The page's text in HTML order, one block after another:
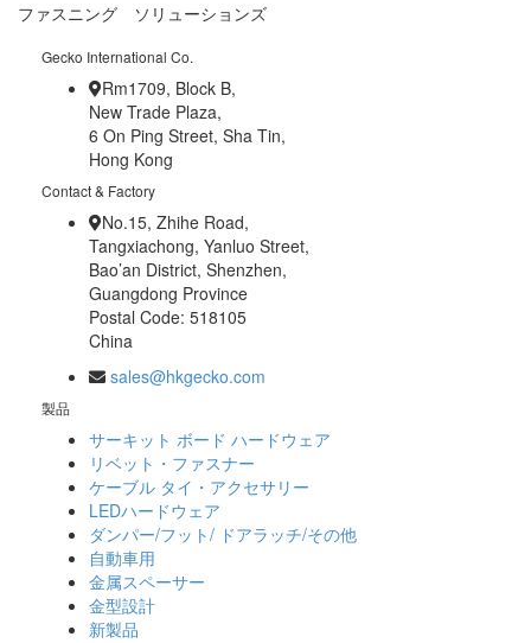
ファスニング ソリューションズ
Gecko International Co.
Rm1709, Block B,
New Trade Plaza,
6 On Ping Street, Sha Tin,
Hong Kong
Contact & Factory
No.15, Zhihe Road,
Tangxiachong, Yanluo Street,
Bao’an District, Shenzhen,
Guangdong Province
Postal Code: 518105
China
sales@hkgecko.com
製品
サーキット ボード ハードウェア
リベット・ファスナー
ケーブル タイ・アクセサリー
LEDハードウェア
ダンパー/フット/ ドアラッチ/その他
自動車用
金属スペーサー
金型設計
新製品